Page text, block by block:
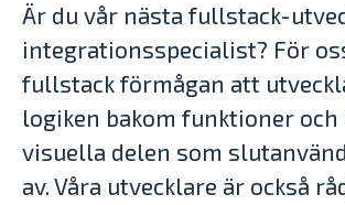
Är du vår nästa fullstack-
integrationsspecialist? För
fullstack förmågan att
logiken bakom funktioner och
visuella delen som
av. Våra utvecklare är också